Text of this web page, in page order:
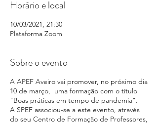
Horário e local
10/03/2021, 21:30
Plataforma Zoom
Sobre o evento
A APEF Aveiro vai promover, no próximo dia
10 de março, uma formação com o título
"Boas práticas em tempo de pandemia".
A SPEF associou-se a este evento, através
do seu Centro de Formação de Professores,